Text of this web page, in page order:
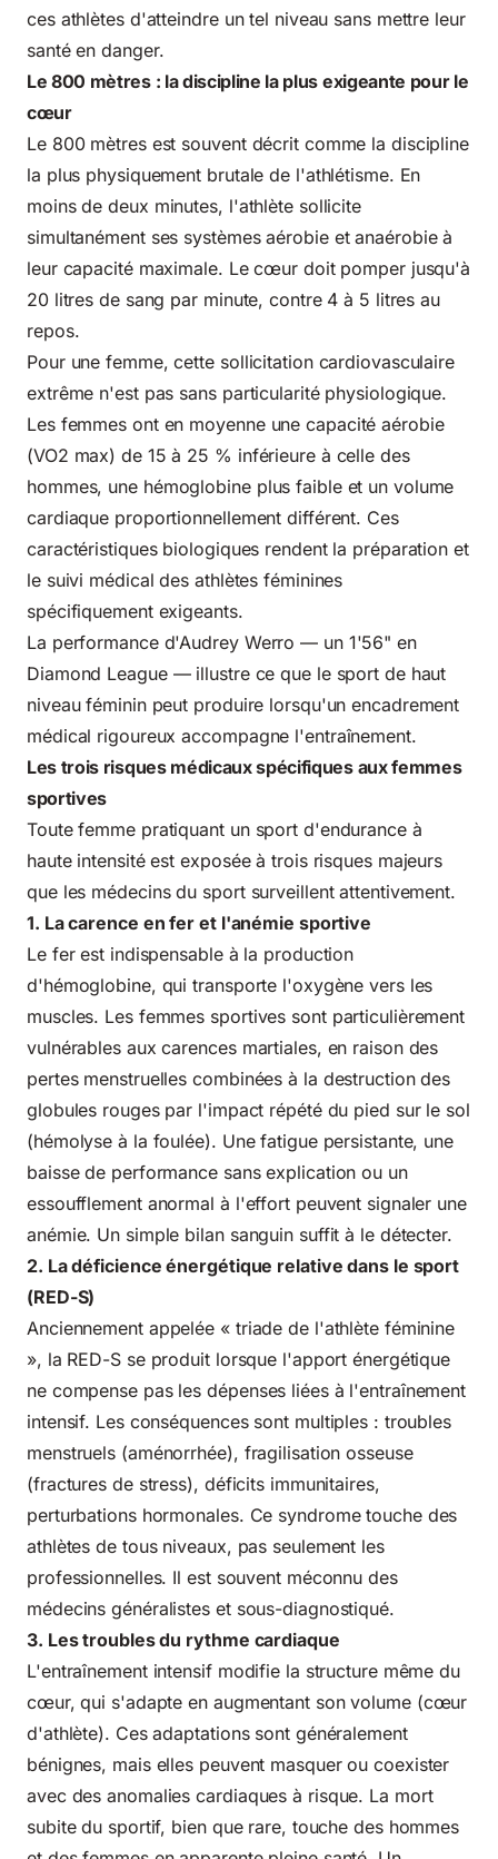
ces athlètes d'atteindre un tel niveau sans mettre leur
santé en danger.
Le 800 mètres : la discipline la plus exigeante pour le
cœur
Le 800 mètres est souvent décrit comme la discipline
la plus physiquement brutale de l'athlétisme. En
moins de deux minutes, l'athlète sollicite
simultanément ses systèmes aérobie et anaérobie à
leur capacité maximale. Le cœur doit pomper jusqu'à
20 litres de sang par minute, contre 4 à 5 litres au
repos.
Pour une femme, cette sollicitation cardiovasculaire
extrême n'est pas sans particularité physiologique.
Les femmes ont en moyenne une capacité aérobie
(VO2 max) de 15 à 25 % inférieure à celle des
hommes, une hémoglobine plus faible et un volume
cardiaque proportionnellement différent. Ces
caractéristiques biologiques rendent la préparation et
le suivi médical des athlètes féminines
spécifiquement exigeants.
La performance d'Audrey Werro — un 1'56" en
Diamond League — illustre ce que le sport de haut
niveau féminin peut produire lorsqu'un encadrement
médical rigoureux accompagne l'entraînement.
Les trois risques médicaux spécifiques aux femmes
sportives
Toute femme pratiquant un sport d'endurance à
haute intensité est exposée à trois risques majeurs
que les médecins du sport surveillent attentivement.
1. La carence en fer et l'anémie sportive
Le fer est indispensable à la production
d'hémoglobine, qui transporte l'oxygène vers les
muscles. Les femmes sportives sont particulièrement
vulnérables aux carences martiales, en raison des
pertes menstruelles combinées à la destruction des
globules rouges par l'impact répété du pied sur le sol
(hémolyse à la foulée). Une fatigue persistante, une
baisse de performance sans explication ou un
essoufflement anormal à l'effort peuvent signaler une
anémie. Un simple bilan sanguin suffit à le détecter.
2. La déficience énergétique relative dans le sport
(RED-S)
Anciennement appelée « triade de l'athlète féminine
», la RED-S se produit lorsque l'apport énergétique
ne compense pas les dépenses liées à l'entraînement
intensif. Les conséquences sont multiples : troubles
menstruels (aménorrhée), fragilisation osseuse
(fractures de stress), déficits immunitaires,
perturbations hormonales. Ce syndrome touche des
athlètes de tous niveaux, pas seulement les
professionnelles. Il est souvent méconnu des
médecins généralistes et sous-diagnostiqué.
3. Les troubles du rythme cardiaque
L'entraînement intensif modifie la structure même du
cœur, qui s'adapte en augmentant son volume (cœur
d'athlète). Ces adaptations sont généralement
bénignes, mais elles peuvent masquer ou coexister
avec des anomalies cardiaques à risque. La mort
subite du sportif, bien que rare, touche des hommes